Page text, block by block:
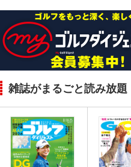
雑誌がまるごと読み放題